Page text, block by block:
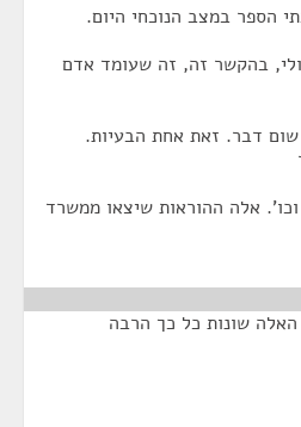
הספר במצב הנוכחי היום.
בהקשר זה, זה שעומד אדם
שום דבר. זאת אחת הבעיות.
אלה ההוראות שיצאו ממשרד
שונות כל כך הרבה